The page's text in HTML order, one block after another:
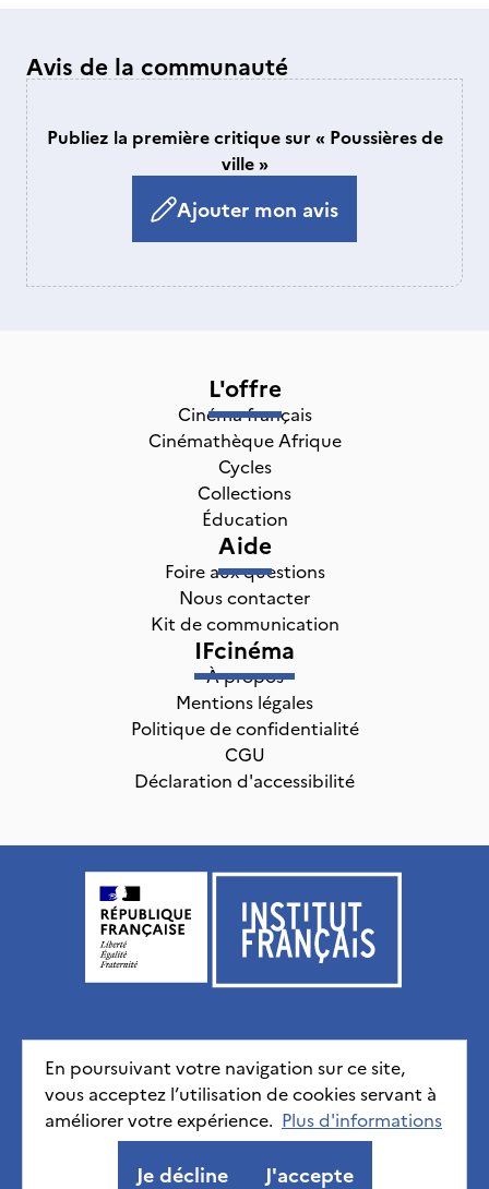
Avis de la communauté
Publiez la première critique sur « Poussières de
ville »
Ajouter mon avis
En poursuivant votre navigation sur ce site,
vous acceptez l’utilisation de cookies servant à
améliorer votre expérience. Plus d'informations
Je décline J'accepte
L'offre
Cinéma français
Cinémathèque Afrique
Cycles
Collections
Éducation
Aide
Foire aux questions
Nous contacter
Kit de communication
IFcinéma
À propos
Mentions légales
Politique de confidentialité
CGU
Déclaration d'accessibilité
Institut français, tous droits réservés 2026
Mentions légales Politique de confidentialité
CGU
Déclaration d'accessibilité